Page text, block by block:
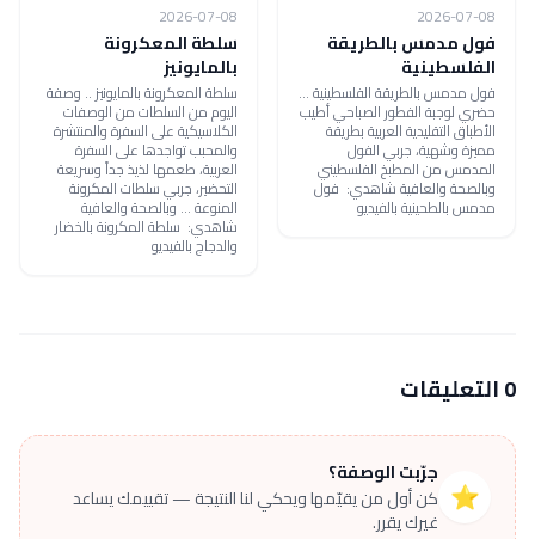
2026-07-08
فول مدمس بالطريقة
الفلسطينية
فول مدمس بالطريقة الفلسطينية ...
حضري لوجبة الفطور الصباحي أطيب
الأطباق التقليدية العربية بطريقة
مميزة وشهية، جربي الفول
المدمس من المطبخ الفلسطيني
وبالصحة والعافية شاهدي: فول
مدمس بالطحينية بالفيديو
2026-07-08
سلطة المعكرونة
بالمايونيز
سلطة المعكرونة بالمايونيز .. وصفة
اليوم من السلطات من الوصفات
الكلاسيكية على السفرة والمنتشرة
والمحبب تواجدها على السفرة
العربية، طعمها لذيذ جداً وسريعة
التحضير، جربي سلطات المكرونة
المنوعة ... وبالصحة والعافية
شاهدي: سلطة المكرونة بالخضار
والدجاج بالفيديو
0 التعليقات
⭐
جرّبت الوصفة؟
كن أول من يقيّمها ويحكي لنا النتيجة — تقييمك يساعد
غيرك يقرر.